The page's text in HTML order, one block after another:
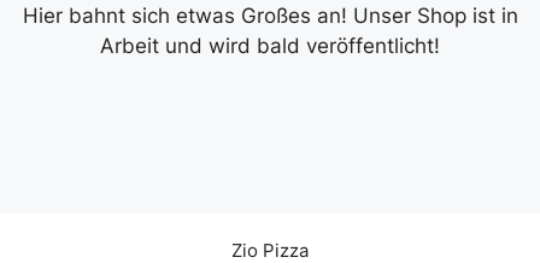
Hier bahnt sich etwas Großes an! Unser Shop ist in
Arbeit und wird bald veröffentlicht!
Zio Pizza